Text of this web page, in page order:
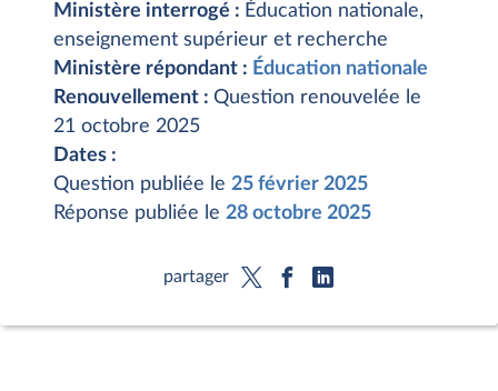
Ministère interrogé : Éducation nationale,
enseignement supérieur et recherche
Ministère répondant : Éducation nationale
Renouvellement : Question renouvelée le
21 octobre 2025
Dates :
Question publiée le 25 février 2025
Réponse publiée le 28 octobre 2025
partager